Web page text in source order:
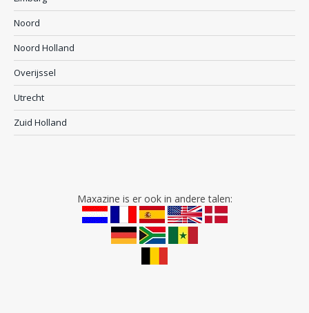
Noord
Noord Holland
Overijssel
Utrecht
Zuid Holland
Maxazine is er ook in andere talen: